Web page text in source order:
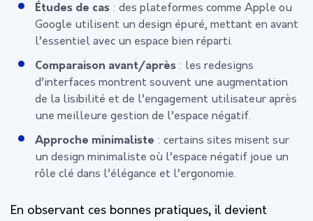
Études de cas : des plateformes comme Apple ou
Google utilisent un design épuré, mettant en avant
l’essentiel avec un espace bien réparti.
Comparaison avant/après : les redesigns
d’interfaces montrent souvent une augmentation
de la lisibilité et de l’engagement utilisateur après
une meilleure gestion de l’espace négatif.
Approche minimaliste : certains sites misent sur
un design minimaliste où l’espace négatif joue un
rôle clé dans l’élégance et l’ergonomie.
En observant ces bonnes pratiques, il devient